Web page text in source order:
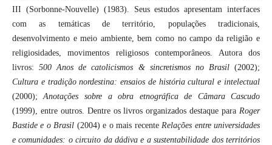
III (Sorbonne-Nouvelle) (1983). Seus estudos apresentam interfaces
com as temáticas de território, populações tradicionais,
desenvolvimento e meio ambiente, bem como no campo da religião e
religiosidades, movimentos religiosos contemporâneos. Autora dos
livros:500 Anos de catolicismos & sincretismos no Brasil(2002);
Cultura e tradição nordestina: ensaios de história cultural e intelectual
(2000);Anotações sobre a obra etnográfica de Câmara Cascudo
(1999), entre outros. Dentre os livros organizados destaque para Roger
Bastide e o Brasil (2004) e o mais recente Relações entre universidades
e comunidades: o circuito da dádiva e a sustentabilidade dos territórios